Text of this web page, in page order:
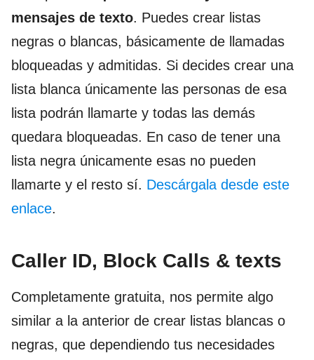
mensajes de texto. Puedes crear listas
negras o blancas, básicamente de llamadas
bloqueadas y admitidas. Si decides crear una
lista blanca únicamente las personas de esa
lista podrán llamarte y todas las demás
quedara bloqueadas. En caso de tener una
lista negra únicamente esas no pueden
llamarte y el resto sí. Descárgala desde este
enlace.
Caller ID, Block Calls & texts
Completamente gratuita, nos permite algo
similar a la anterior de crear listas blancas o
negras, que dependiendo tus necesidades